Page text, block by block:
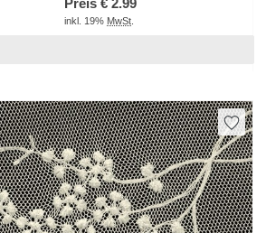
inkl. 19% MwSt